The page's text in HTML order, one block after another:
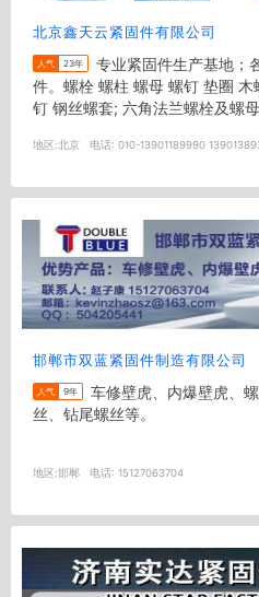
北京鑫天云紧固件有限公司
人气 23年
件。螺栓 螺柱 螺母 螺钉 垫圈
钉 钢丝螺套; 六角法兰螺栓及螺
地区:北京 电话: 010-13901189990
邯郸市双蓝紧固件制造有限公司
人气 9年
丝、钻尾螺丝等。
地区:邯郸 电话: 15127063704